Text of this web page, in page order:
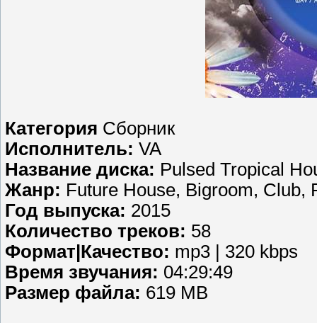
Категория Сборник
Исполнитель: VA
Название диска: Pulsed Tropical
Жанр: Future House, Bigroom, Club,
Год выпуска: 2015
Количество треков: 58
Формат|Качество: mp3 | 320 kbps
Время звучания: 04:29:49
Размер файла: 619 MB